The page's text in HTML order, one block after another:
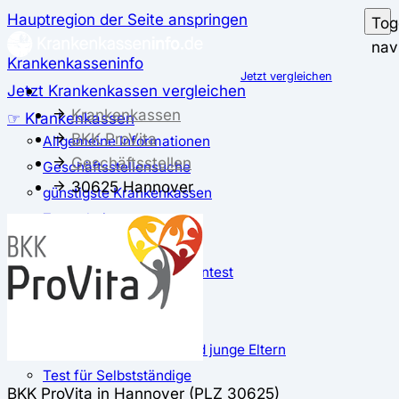
Hauptregion der Seite anspringen
Krankenkasseninfo
Jetzt Krankenkassen vergleichen
☞ Krankenkassen
Allgemeine Informationen
Geschäftsstellensuche
günstigste Krankenkassen
Zusatzbeitrag
✅ Krankenkassen Test
Der große Krankenkassentest
Test für Studierende
Test für Schwangere und junge Eltern
Test für Selbstständige
Jetzt vergleichen
Krankenkassen
BKK ProVita
Geschäftsstellen
30625 Hannover
BKK ProVita in Hannover (PLZ 30625)